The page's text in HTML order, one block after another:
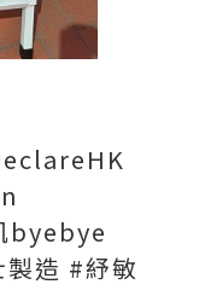
byebye
造 #紓敏